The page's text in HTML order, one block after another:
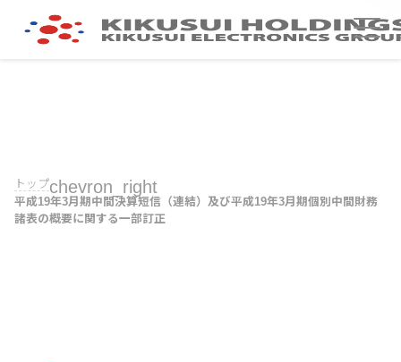
トップchevron_right
平成19年3月期中間決算短信（連結）及び平成19年3月期個別中間財務
諸表の概要に関する一部訂正